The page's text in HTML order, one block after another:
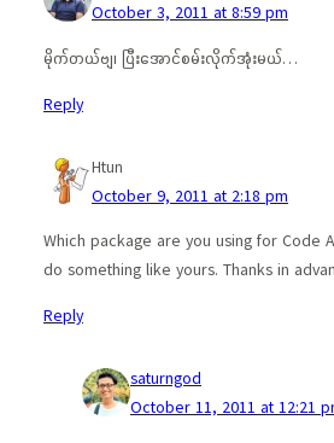
October 3, 2011 at 8:59 pm
မိုက်တယ်ဗျ၊ ပြီးအောင်စမ်းလိုက်အုံးမယ်…
Reply
Htun
October 9, 2011 at 2:18 pm
Which package are you using for Code
do something like yours. Thanks in
Reply
saturngod
October 11, 2011 at 12:21